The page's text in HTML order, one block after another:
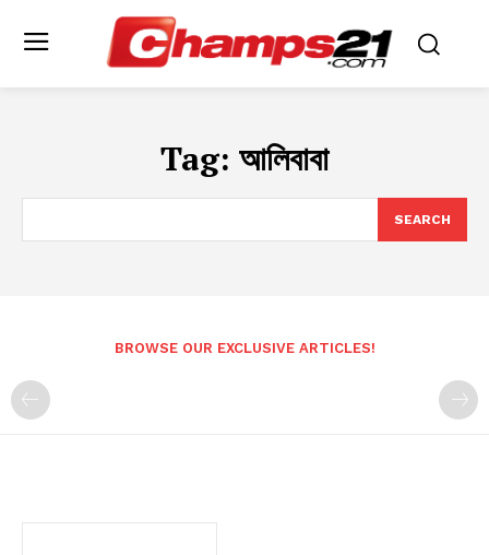
Tag: আলিবাবা
SEARCH
BROWSE OUR EXCLUSIVE ARTICLES!